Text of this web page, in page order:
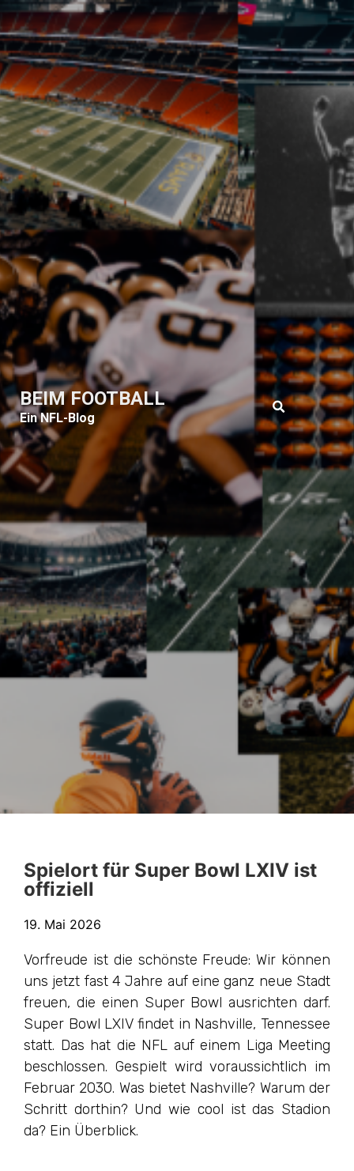
BEIM FOOTBALL
Ein NFL-Blog
Spielort für Super Bowl LXIV ist
offiziell
19. Mai 2026
Vorfreude ist die schönste Freude: Wir können
uns jetzt fast 4 Jahre auf eine ganz neue Stadt
freuen, die einen Super Bowl ausrichten darf.
Super Bowl LXIV findet in Nashville, Tennessee
statt. Das hat die NFL auf einem Liga Meeting
beschlossen. Gespielt wird voraussichtlich im
Februar 2030. Was bietet Nashville? Warum der
Schritt dorthin? Und wie cool ist das Stadion
da? Ein Überblick.